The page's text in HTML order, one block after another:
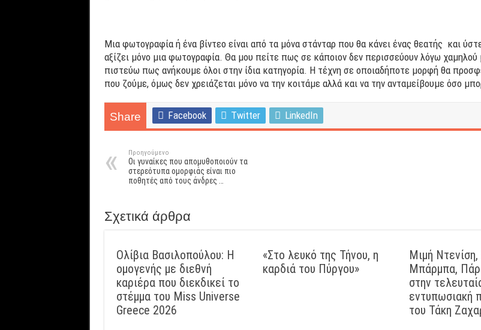
Μια φωτογραφία ή ένα βίντεο είναι από τα μόνα στάνταρ που θα κάνει ένας θεατής και
αξίζει μόνο μια φωτογραφία. Θα μου πείτε πως σε κάποιον δεν περισσεύουν λόγω
πιστεύω πως ανήκουμε όλοι στην ίδια κατηγορία. Η τέχνη σε οποιαδήποτε μορφή θα
που ζούμε, όμως δεν χρειάζεται μόνο να την κοιτάμε αλλά και να την ανταμείβουμε όσο
Share Facebook Twitter LinkedIn
Προηγούμενο
Οι γυναίκες που απομυθοποιούν τα
στερεότυπα ομορφιάς είναι πιο
ποθητές από τους άνδρες …
Σχετικά άρθρα
Ολίβια Βασιλοπούλου: Η
ομογενής με διεθνή
καριέρα που διεκδικεί το
στέμμα του Miss Universe
Greece 2026
«Στο λευκό της Τήνου, η
καρδιά του Πύργου»
Μιμή
Μπάρμπα,
στην
εντυπωσιακή
του Τάκη